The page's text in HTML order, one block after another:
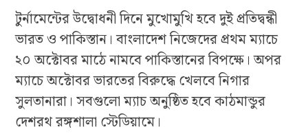
টুর্নামেন্টের উদ্বোধনী দিনে মুখোমুখি হবে দুই প্রতিদ্বন্ধী
ভারত ও পাকিস্তান। বাংলাদেশ নিজেদের প্রথম ম্যাচে
২০ অক্টোবর মাঠে নামবে পাকিস্তানের বিপক্ষে। অপর
ম্যাচে অক্টোবর ভারতের বিরুদ্ধে খেলবে নিগার
সুলতানারা। সবগুলো ম্যাচ অনুষ্ঠিত হবে কাঠমান্ডুর
দেশরথ রঙ্গশালা স্টেডিয়ামে।